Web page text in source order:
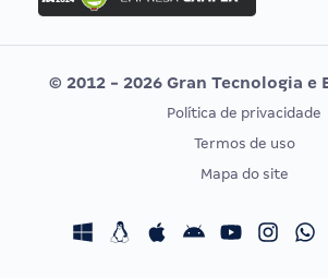
Concurso MPU
Editais publicados
Vunesp
CONCURSOS POR PROFISSÃO
Concursos Fiscais
EXAME
© 2012 - 2026 Gran Tecnologia e
Política de privacidade
Termos de uso
Mapa do site